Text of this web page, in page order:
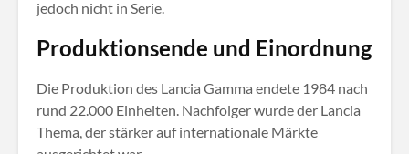
jedoch nicht in Serie.
Produktionsende und Einordnung
Die Produktion des Lancia Gamma endete 1984 nach
rund 22.000 Einheiten. Nachfolger wurde der Lancia
Thema, der stärker auf internationale Märkte